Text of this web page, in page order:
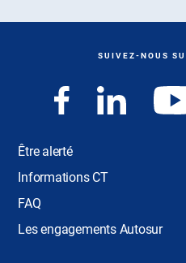
SUIVEZ-NOUS
Être alerté
Informations CT
FAQ
Les engagements Autosur